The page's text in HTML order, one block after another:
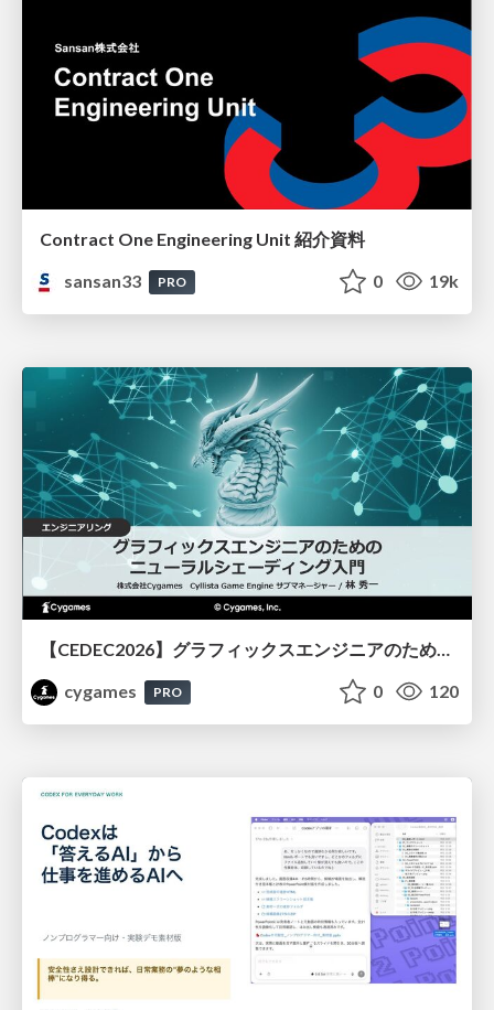
Contract One Engineering Unit 紹介資料
sansan33
PRO 0 19k
【CEDEC2026】グラフィックスエンジニアのためのニューラルシェーディング入門
cygames
PRO 0 120